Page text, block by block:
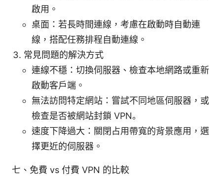
啟用。
桌面：若長時間連線，考慮在啟動時自動連
線，搭配任務排程自動連線。
常見問題的解決方式
連線不穩：切換伺服器、檢查本地網路或重新
啟動客戶端。
無法訪問特定網站：嘗試不同地區伺服器，或
檢查是否被網站封鎖 VPN。
速度下降過大：關閉占用帶寬的背景應用，選
擇更近的伺服器。
七、免費 vs 付費 VPN 的比較